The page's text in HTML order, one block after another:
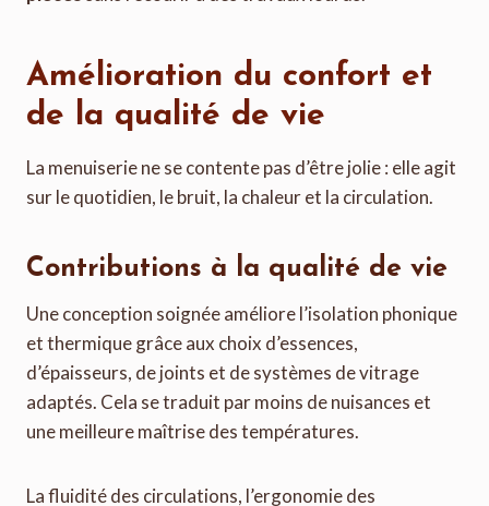
Amélioration du confort et
de la qualité de vie
La menuiserie ne se contente pas d’être jolie : elle agit
sur le quotidien, le bruit, la chaleur et la circulation.
Contributions à la qualité de vie
Une conception soignée améliore l’isolation phonique
et thermique grâce aux choix d’essences,
d’épaisseurs, de joints et de systèmes de vitrage
adaptés. Cela se traduit par moins de nuisances et
une meilleure maîtrise des températures.
La fluidité des circulations, l’ergonomie des